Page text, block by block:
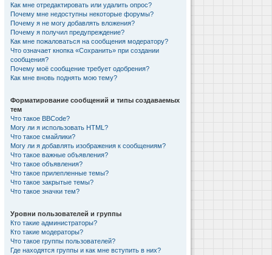
Как мне отредактировать или удалить опрос?
Почему мне недоступны некоторые форумы?
Почему я не могу добавлять вложения?
Почему я получил предупреждение?
Как мне пожаловаться на сообщения модератору?
Что означает кнопка «Сохранить» при создании
сообщения?
Почему моё сообщение требует одобрения?
Как мне вновь поднять мою тему?
Форматирование сообщений и типы создаваемых
тем
Что такое BBCode?
Могу ли я использовать HTML?
Что такое смайлики?
Могу ли я добавлять изображения к сообщениям?
Что такое важные объявления?
Что такое объявления?
Что такое прилепленные темы?
Что такое закрытые темы?
Что такое значки тем?
Уровни пользователей и группы
Кто такие администраторы?
Кто такие модераторы?
Что такое группы пользователей?
Где находятся группы и как мне вступить в них?